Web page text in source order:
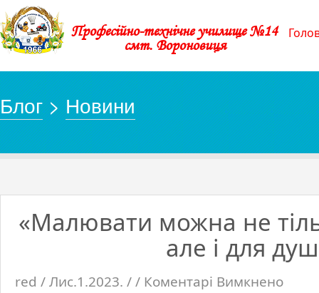
Професійно-технічне училище №14
смт. Вороновиця
Блог>Новини
«Малювати можна не
але і для
red / Лис.1.2023. / / Коментарі Вимкнено